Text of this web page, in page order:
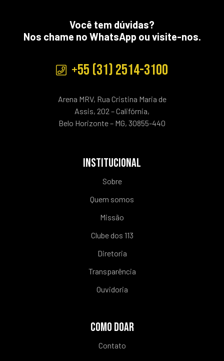
Você tem dúvidas?
Nos chame no WhatsApp ou visite-nos.
+55 (31) 2514-3100
Arena MRV, Rua Cristina Maria de
Assis, 202 – Califórnia,
Belo Horizonte – MG, 30855-440
INSTITUCIONAL
Sobre
Quem somos
Missão
Clube dos 113
Diretoria
Transparência
Ouvidoria
COMO DOAR
Contato